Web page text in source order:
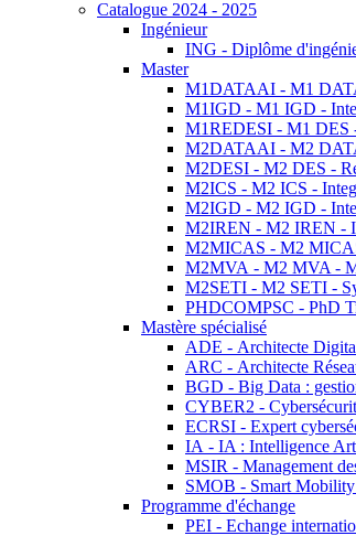
Catalogue 2024 - 2025
Ingénieur
ING - Diplôme
Master
M1DATAAI - M1
M1IGD - M1 IGD -
M1REDESI - M1 DES
M2DATAAI - M2
M2DESI - M2 DES -
M2ICS - M2 ICS -
M2IGD - M2 IGD -
M2IREN - M2 IREN -
M2MICAS - M2
M2MVA - M2 MVA -
M2SETI - M2 SETI -
PHDCOMPSC - PhD
Mastère spécialisé
ADE - Architecte
ARC - Architecte
BGD - Big Data :
CYBER2 -
ECRSI - Expert
IA - IA : Intelligence
MSIR - Management
SMOB - Smart Mobility
Programme d'échange
PEI - Echange